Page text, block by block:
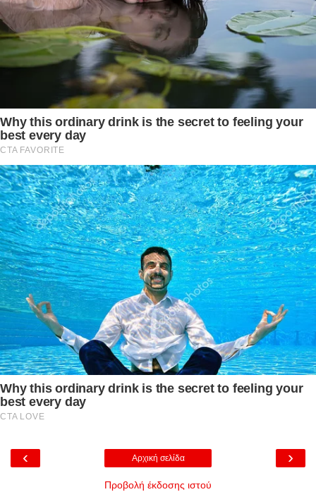
‹ ›
Αρχική σελίδα
Προβολή έκδοσης ιστού